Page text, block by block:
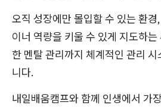
오직 성장에만 몰입할 수 있는 환
이너 역량을 키울 수 있게 지도하
한 멘탈 관리까지 체계적인 관리
니다.
내일배움캠프와 함께 인생에서 가